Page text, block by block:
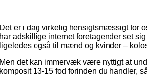
Det er i dag virkelig hensigtsmæssigt for
har adskillige internet foretagender set
ligeledes også til mænd og kvinder –
Men det kan immervæk være nyttigt at
komposit 13-15 fod forinden du handler,